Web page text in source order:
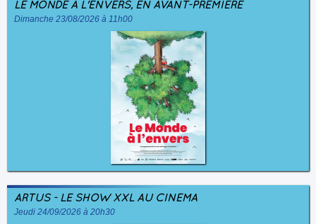
LE MONDE À L'ENVERS, EN AVANT-PREMIÈRE
Dimanche 23/08/2026 à 11h00
ARTUS - LE SHOW XXL AU CINÉMA
Jeudi 24/09/2026 à 20h30